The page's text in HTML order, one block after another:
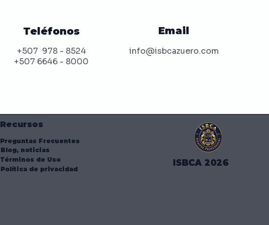
Teléfonos
+507 978 - 8524
+507 6646 - 8000
Email
info@isbcazuero.com
Recursos
Preguntas Frecuentes
Blog, noticias
Términos de Uso
ISBCA 2026
Política de privacidad